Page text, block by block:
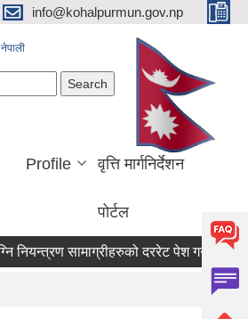
info@kohalpurmun.gov.np
नेपाली
Profile वृत्ति मार्गनिर्देशन
पोर्टल